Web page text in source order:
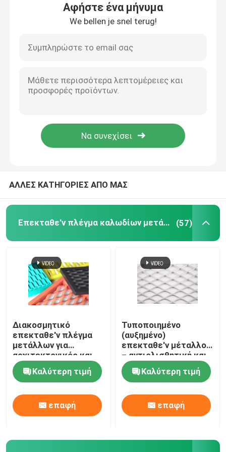
Υφαμένο ύφασμα καλωδίων
φράκτης καλωδίων μετάλλων
Ενωμένο στενά πλέγμα καλωδίων
Ζώνη μεταφορέων μετάλλων
Πλέγμα οθόνης φίλτρων
καλάθια gabion
Δίχτυ ασφαλείας ελικοδρομίων
Ξυράφι οδοντωτό - καλώδιο
Διάφραγμα ορυχείου
Καλώδιο κραμάτων
Αφήστε ένα μήνυμα
We bellen je snel terug!
ΑΛΛΕΣ ΚΑΤΗΓΟΡΙΕΣ ΑΠΟ ΜΑΣ
Επεκταθε'ν πλέγμα καλωδίων μετάλλων (57)
Διακοσμητικό
επεκταθε'ν πλέγμα
μετάλλων για
αρχιτεκτονικός και
βιομηχανικός
Καλύτερη τιμή
επαφή
Τυποποιημένο
(αυξημένο)
επεκταθε'ν μέταλλο
– αντιολισθητική και
μεγάλη αντίσταση
διάβρωσης
Καλύτερη τιμή
επαφή